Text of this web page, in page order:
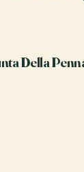
Della